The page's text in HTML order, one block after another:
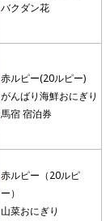
バクダン花
赤ルピー(20ルピー)
がんばり海鮮おにぎり
馬宿 宿泊券
赤ルピー（20ルピ
ー）
山菜おにぎり